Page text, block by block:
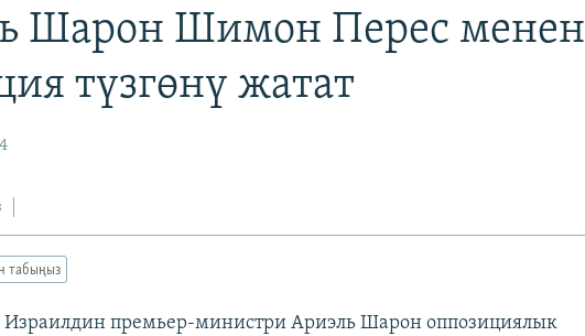
Шарон Шимон Перес менен
түзгөнү жатат
табыңыз
премьер-министри Ариэль Шарон оппозициялык